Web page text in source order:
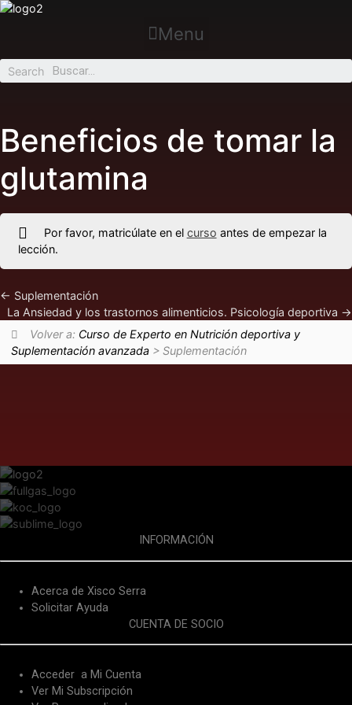
Menu
Search
Beneficios de tomar la
glutamina
Por favor, matricúlate en el curso antes de empezar la
lección.
Suplementación
La Ansiedad y los trastornos alimenticios. Psicología deportiva
Volver a: Curso de Experto en Nutrición deportiva y
Suplementación avanzada > Suplementación
INFORMACIÓN
Acerca de Xisco Serra
Solicitar Ayuda
CUENTA DE SOCIO
Acceder a Mi Cuenta
Ver Mi Subscripción